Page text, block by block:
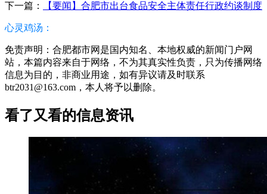
下一篇： 【要闻】合肥市出台食品安全主体责任行政约谈制度
心灵鸡汤：
免责声明：合肥都市网是国内知名、本地权威的新闻门户网
站，本篇内容来自于网络，不为其真实性负责，只为传播网络
信息为目的，非商业用途，如有异议请及时联系
btr2031@163.com，本人将予以删除。
看了又看的信息资讯